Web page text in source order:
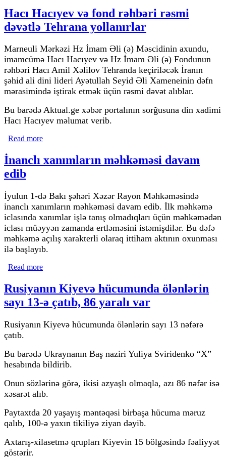
verməyəcək”
Hacı Hacıyev və fond rəhbəri rəsmi
dəvətlə Tehrana yollanırlar
Marneuli Mərkəzi Hz İmam Əli (ə) Məscidinin axundu,
imamcümə Hacı Hacıyev və Hz İmam Əli (ə) Fondunun
rəhbəri Hacı Amil Xəlilov Tehranda keçiriləcək İranın
şəhid ali dini lideri Ayətullah Seyid Əli Xameneinin dəfn
mərasimində iştirak etmək üçün rəsmi dəvət alıblar.
Bu barədə Aktual.ge xəbər portalının sorğusuna din xadimi
Hacı Hacıyev məlumat verib.
Read more
İnanclı xanımların məhkəməsi davam
edib
İyulun 1-də Bakı şəhəri Xəzər Rayon Məhkəməsində
inanclı xanımların məhkəməsi davam edib. İlk məhkəmə
iclasında xanımlar işlə tanış olmadıqları üçün məhkəmədən
iclası müəyyən zamanda ertləməsini istəmişdilər. Bu dəfə
məhkəmə açılış xarakterli olaraq ittiham aktının oxunması
ilə başlayıb.
Read more
Rusiyanın Kiyevə hücumunda ölənlərin
sayı 13-ə çatıb, 86 yaralı var
Rusiyanın Kiyevə hücumunda ölənlərin sayı 13 nəfərə
çatıb.
Bu barədə Ukraynanın Baş naziri Yuliya Sviridenko “X”
hesabında bildirib.
Onun sözlərinə görə, ikisi azyaşlı olmaqla, azı 86 nəfər isə
xəsarət alıb.
Paytaxtda 20 yaşayış məntəqəsi birbaşa hücuma məruz
qalıb, 100-ə yaxın tikiliyə ziyan dəyib.
Axtarış-xilasetmə qrupları Kiyevin 15 bölgəsində fəaliyyət
göstərir.